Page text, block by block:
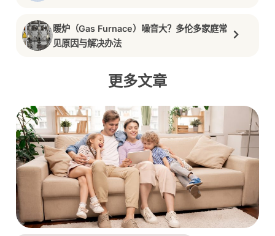
暖炉（Gas Furnace）噪音大？多伦多家庭常
见原因与解决办法
更多文章